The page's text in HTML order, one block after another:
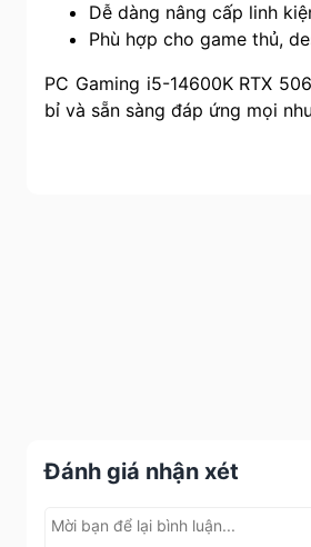
Dễ dàng nâng cấp linh
Phù hợp cho game thủ,
PC Gaming i5-14600K RTX
bỉ và sẵn sàng đáp ứng mọi
Đánh giá nhận xét